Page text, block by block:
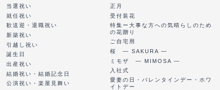
当選祝い
就任祝い
歓送迎・退職祝い
新築祝い
引越し祝い
誕生日
出産祝い
結婚祝い・結婚記念日
公演祝い・楽屋見舞い
正月
受付装花
特集ー大事な方への気晴らしのため
の花贈り
ご自宅用
桜 ― SAKURA ―
ミモザ ― MIMOSA ―
入社式
愛妻の日・バレンタインデー・ホワ
イトデー